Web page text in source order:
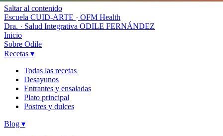
Saltar al contenido
Escuela CUID-ARTE · OFM Health
Dra. · Salud Integrativa ODILE FERNÁNDEZ
Inicio
Sobre Odile
Recetas ▾
Todas las recetas
Desayunos
Entrantes y ensaladas
Plato principal
Postres y dulces
Blog ▾